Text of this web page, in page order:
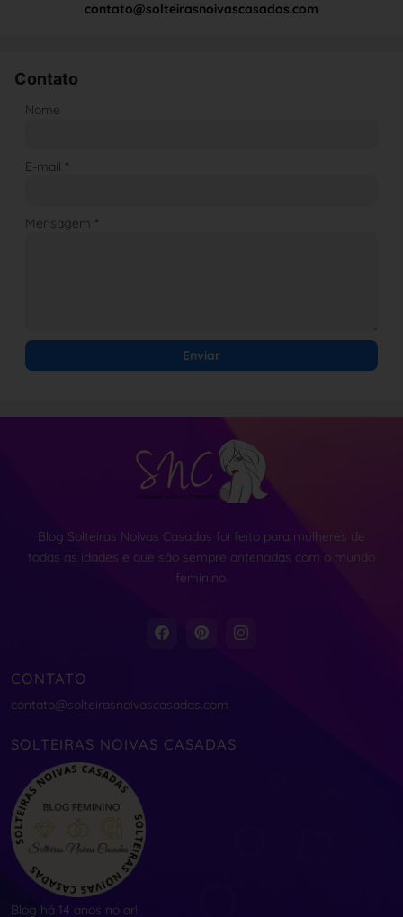
contato@solteirasnoivascasadas.com
Contato
Nome
E-mail *
Mensagem *
Blog Solteiras Noivas Casadas foi feito para mulheres de
todas as idades e que são sempre antenadas com o mundo
feminino.
CONTATO
contato@solteirasnoivascasadas.com
SOLTEIRAS NOIVAS CASADAS
Blog há 14 anos no ar!